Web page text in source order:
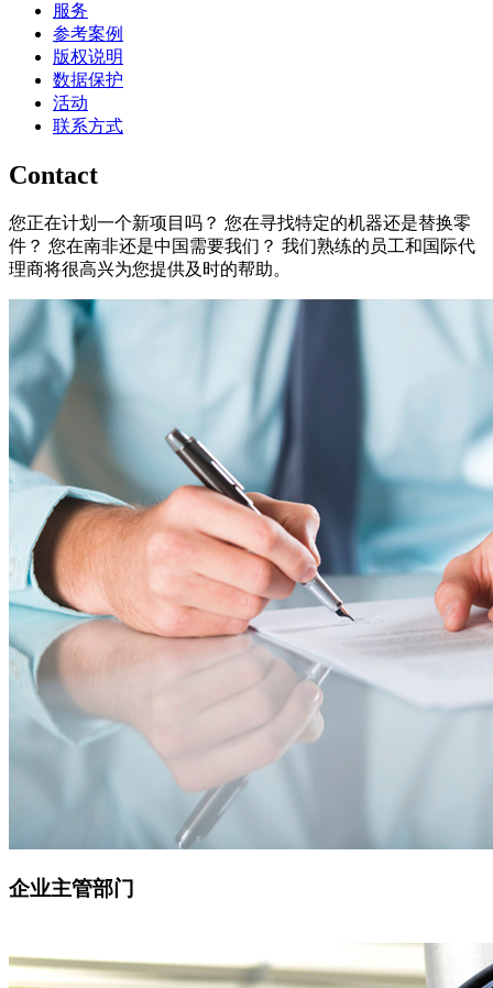
服务
参考案例
版权说明
数据保护
活动
联系方式
Contact
您正在计划一个新项目吗？ 您在寻找特定的机器还是替换零
件？ 您在南非还是中国需要我们？ 我们熟练的员工和国际代
理商将很高兴为您提供及时的帮助。
企业主管部门